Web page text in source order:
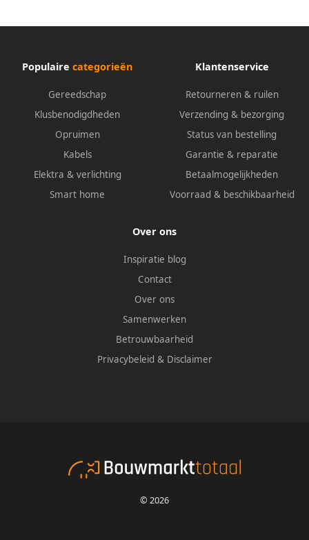
Populaire categorieën
Gereedschap
Klusbenodigdheden
Opruimen
Kabels
Elektra & verlichting
Smart home
Klantenservice
Retourneren & ruilen
Verzending & bezorging
Status van bestelling
Garantie & reparatie
Betaalmogelijkheden
Voorraad & beschikbaarheid
Over ons
Inspiratie blog
Contact
Over ons
Samenwerken
Betrouwbaarheid
Privacybeleid & Disclaimer
© 2026